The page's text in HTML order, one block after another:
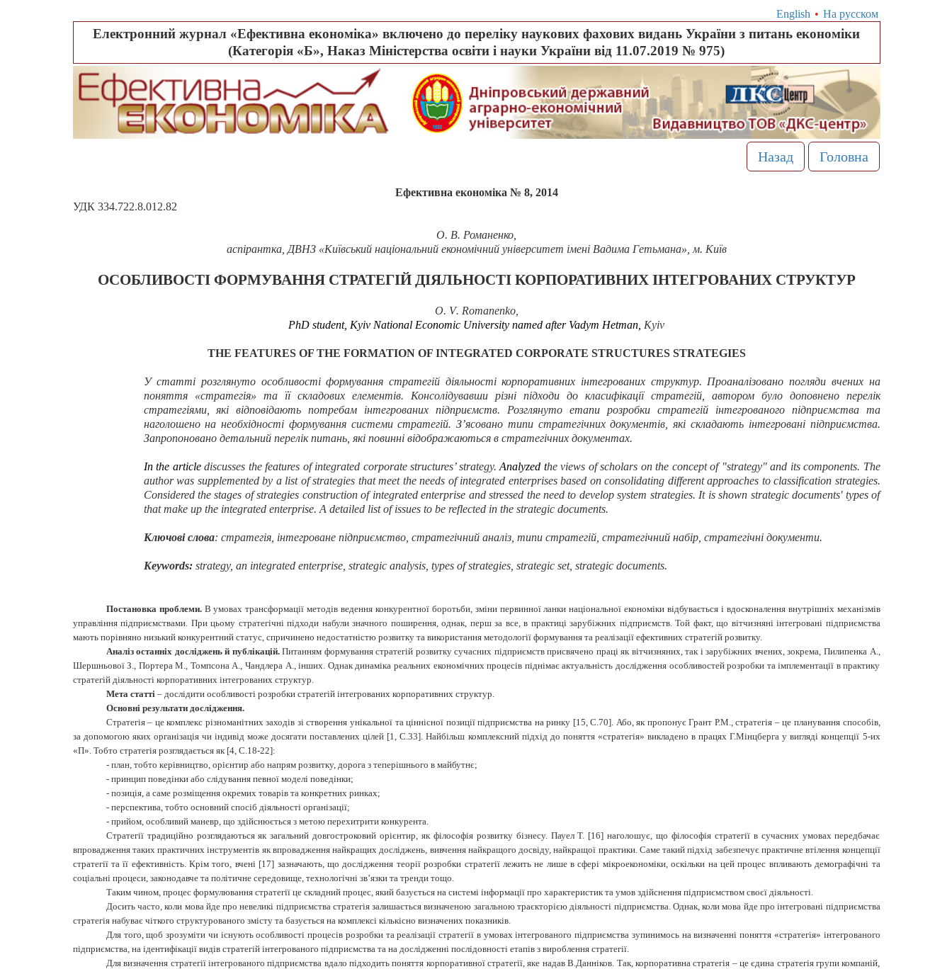
English • На русском
Електронний журнал «Ефективна економіка» включено до переліку наукових фахових видань України з питань економіки
(Категорія «Б», Наказ Міністерства освіти і науки України від 11.07.2019 № 975)
Назад Головна
Ефективна економіка № 8, 2014
УДК 334.722.8.012.82
О. В. Романенко,
аспірантка, ДВНЗ «Київський національний економічний університет імені Вадима Гетьмана», м. Київ
ОСОБЛИВОСТІ ФОРМУВАННЯ СТРАТЕГІЙ ДІЯЛЬНОСТІ КОРПОРАТИВНИХ ІНТЕГРОВАНИХ СТРУКТУР
О. V. Romanenko,
PhD student, Kyiv National Economic University named after Vadym Hetman Kyiv
THE FEATURES OF THE FORMATION OF INTEGRATED CORPORATE STRUCTURES STRATEGIES
У статті розглянуто особливості формування стратегій діяльності корпоративних інтегрованих структур. Проаналізовано погляди вчених на
поняття «стратегія» та її складових елементів. Консолідувавши різні підходи до класифікації стратегій, автором було доповнено перелік
стратегіями, які відповідають потребам інтегрованих підприємств. Розглянуто етапи розробки стратегій інтегрованого підприємства та
наголошено на необхідності формування системи стратегій. З’ясовано типи стратегічних документів, які складають інтегровані підприємства.
Запропоновано детальний перелік питань, які повинні відображаються в стратегічних документах.
In the article discusses the features of integrated corporate structures’ strategy. Analyzed the views of scholars on the concept of "strategy" and its components. The
author was supplemented by a list of strategies that meet the needs of integrated enterprises based on consolidating different approaches to classification strategies.
Considered the stages of strategies construction of integrated enterprise and stressed the need to develop system strategies. It is shown strategic documents' types of
that make up the integrated enterprise. A detailed list of issues to be reflected in the strategic documents.
Ключові слова: стратегія, інтегроване підприємство, стратегічний аналіз, типи стратегій, стратегічний набір, стратегічні документи.
Keywords: strategy, an integrated enterprise, strategic analysis, types of strategies, strategic set, strategic documents.
Постановка проблеми.В умовах трансформації методів ведення конкурентної боротьби, зміни первинної ланки національної економіки відбувається і вдосконалення внутрішніх механізмів
управління підприємствами. При цьому стратегічні підходи набули значного поширення, однак, перш за все, в практиці зарубіжних підприємств. Той факт, що вітчизняні інтегровані підприємства
мають порівняно низький конкурентний статус, спричинено недостатністю розвитку та використання методології формування та реалізації ефективних стратегій розвитку.
Аналіз останніх досліджень й публікацій.Питанням формування стратегій розвитку сучасних підприємств присвячено праці як вітчизняних, так і зарубіжних вчених, зокрема, Пилипенка А.,
Шершньової З., Портера М., Томпсона А., Чандлера А., інших. Однак динаміка реальних економічних процесів піднімає актуальність дослідження особливостей розробки та імплементації в практику
стратегій діяльності корпоративних інтегрованих структур.
Мета статті – дослідити особливості розробки стратегій інтегрованих корпоративних структур.
Основні результати дослідження.
Стратегія – це комплекс різноманітних заходів зі створення унікальної та ціннісної позиції підприємства на ринку [15, С.70]. Або, як пропонує Грант Р.М., стратегія – це планування способів,
за допомогою яких організація чи індивід може досягати поставлених цілей [1, С.33]. Найбільш комплексний підхід до поняття «стратегія» викладено в працях Г.Мінцберга у вигляді концепції 5-их
«П». Тобто стратегія розглядається як [4, С.18-22]:
- план, тобто керівництво, орієнтир або напрям розвитку, дорога з теперішнього в майбутнє;
- принцип поведінки або слідування певної моделі поведінки;
- позиція, а саме розміщення окремих товарів та конкретних ринках;
- перспектива, тобто основний спосіб діяльності організації;
- прийом, особливий маневр, що здійснюється з метою перехитрити конкурента.
Стратегії традиційно розглядаються як загальний довгостроковий орієнтир, як філософія розвитку бізнесу. Пауел Т. [16] наголошує, що філософія стратегії в сучасних умовах передбачає
впровадження таких практичних інструментів як впровадження найкращих досліджень, вивчення найкращого досвіду, найкращої практики. Саме такий підхід забезпечує практичне втілення концепції
стратегії та її ефективність. Крім того, вчені [17] зазначають, що дослідження теорії розробки стратегії лежить не лише в сфері мікроекономіки, оскільки на цей процес впливають демографічні та
соціальні процеси, законодавче та політичне середовище, технологічні зв’язки та тренди тощо.
Таким чином, процес формулювання стратегії це складний процес, який базується на системі інформації про характеристик та умов здійснення підприємством своєї діяльності.
Досить часто, коли мова йде про невеликі підприємства стратегія залишається визначеною загальною траєкторією діяльності підприємства. Однак, коли мова йде про інтегровані підприємства
стратегія набуває чіткого структурованого змісту та базується на комплексі кількісно визначених показників.
Для того, щоб зрозуміти чи існують особливості процесів розробки та реалізації стратегії в умовах інтегрованого підприємства зупинимось на визначенні поняття «стратегія» інтегрованого
підприємства, на ідентифікації видів стратегій інтегрованого підприємства та на дослідженні послідовності етапів з вироблення стратегії.
Для визначення стратегії інтегрованого підприємства вдало підходить поняття корпоративної стратегії, яке надав В.Данніков. Так, корпоративна стратегія – це єдина стратегія групи компаній,